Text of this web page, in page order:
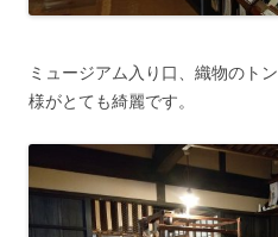
ミュージアム入り口、織物のト
様がとても綺麗です。